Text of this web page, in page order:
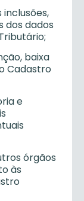
dos dados
baixa
Cadastro
e
órgãos
às